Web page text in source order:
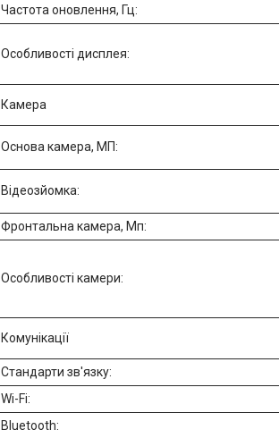
Частота оновлення, Гц:
Особливості дисплея:
Камера
Основа камера, МП:
Відеозйомка:
Фронтальна камера, Мп:
Особливості камери:
Комунікації
Стандарти зв'язку:
Wi-Fi:
Bluetooth: